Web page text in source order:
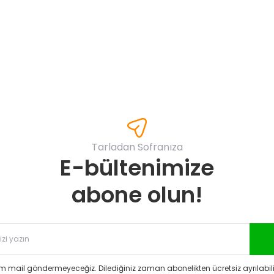
Tarladan Sofranıza
E-bültenimize
abone olun!
mail göndermeyeceğiz. Dilediğiniz zaman abonelikten ücretsiz